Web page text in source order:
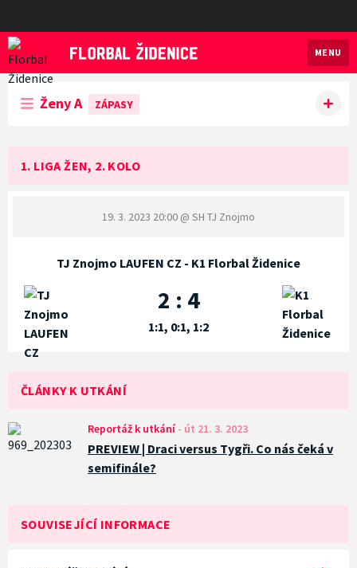
Florbal Židenice
MENU
Ženy A ZÁPASY
1. LIGA ŽEN, 2. KOLO
19. 3. 2023 20:00 @ SH TJ Znojmo
TJ Znojmo LAUFEN CZ - K1 Florbal Židenice
2 : 4
1:1, 0:1, 1:2
ČLÁNKY K UTKÁNÍ
Reportáž k utkání - út 21. 3. 2023
PREVIEW | Draci versus Tygři. Co nás čeká v
semifinále?
SOUVISEJÍCÍ INFORMACE